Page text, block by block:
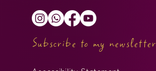
Subscribe to my newsletter